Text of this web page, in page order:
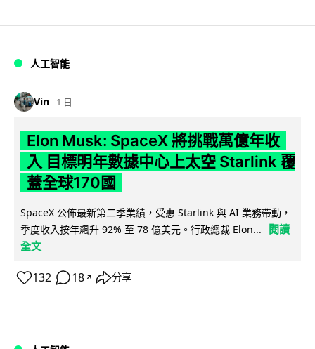
人工智能
Vin 1 日
Elon Musk: SpaceX 將挑戰萬億年收
入 目標明年數據中心上太空 Starlink 覆
蓋全球170國
SpaceX 公佈最新第二季業績，受惠 Starlink 與 AI 業務帶動，
季度收入按年飆升 92% 至 78 億美元。行政總裁 Elon...
閱讀
全文
132 18 ↗ 分享